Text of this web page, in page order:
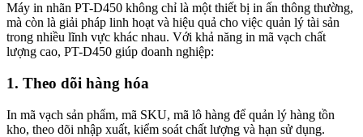
Máy in nhãn PT-D450 không chỉ là một thiết bị in ấn thông thường,
mà còn là giải pháp linh hoạt và hiệu quả cho việc quản lý tài sản
trong nhiều lĩnh vực khác nhau. Với khả năng in mã vạch chất
lượng cao, PT-D450 giúp doanh nghiệp:
1. Theo dõi hàng hóa
In mã vạch sản phẩm, mã SKU, mã lô hàng để quản lý hàng tồn
kho, theo dõi nhập xuất, kiểm soát chất lượng và hạn sử dụng.